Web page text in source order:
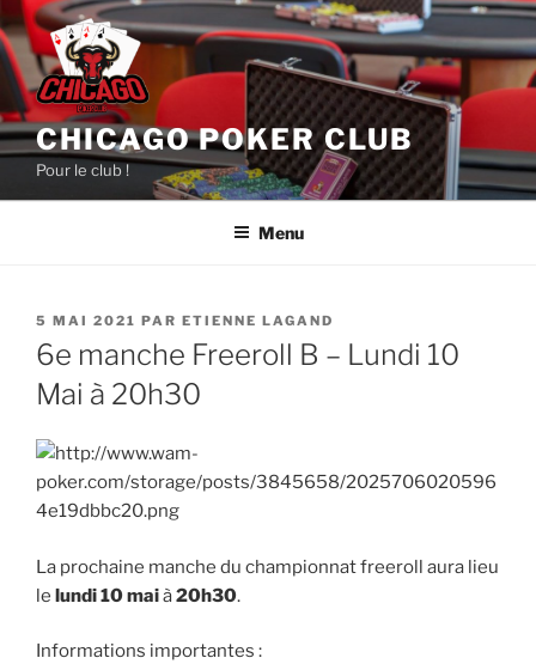
Aller
au
contenu
principal
CHICAGO POKER CLUB
Pour le club !
Menu
PUBLIÉ
LE
5 MAI 2021 PAR ETIENNE LAGAND
6e manche Freeroll B – Lundi 10
Mai à 20h30
La prochaine manche du championnat freeroll aura lieu
le lundi 10 maià20h30.
Informations importantes :